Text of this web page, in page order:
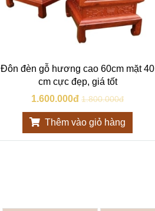
Đôn đèn gỗ hương cao 60cm mặt 40
cm cực đẹp, giá tốt
1.600.000đ 1.800.000đ
Thêm vào giỏ hàng